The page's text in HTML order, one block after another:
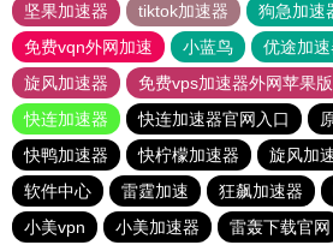
坚果加速器
tiktok加速器
狗急加速
免费vqn外网加速
小蓝鸟 优途加
旋风加速器
免费vps加速器外网苹果版
快连加速器
快连加速器官网入口
快鸭加速器
快柠檬加速器 旋风加
软件中心
雷霆加速 狂飙加速器
小美vpn
小美加速器 雷轰下载官网